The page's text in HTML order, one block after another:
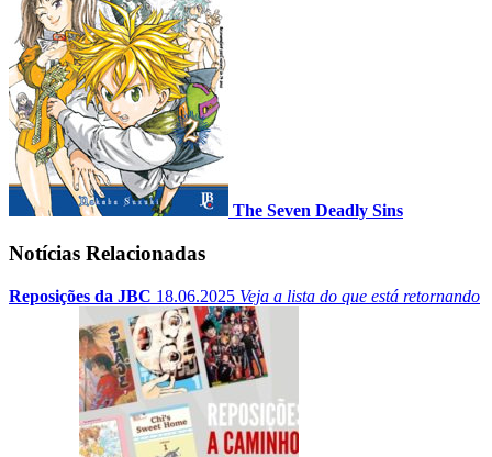
The Seven Deadly Sins
Notícias Relacionadas
Reposições da JBC 18.06.2025 Veja a lista do que está retornando